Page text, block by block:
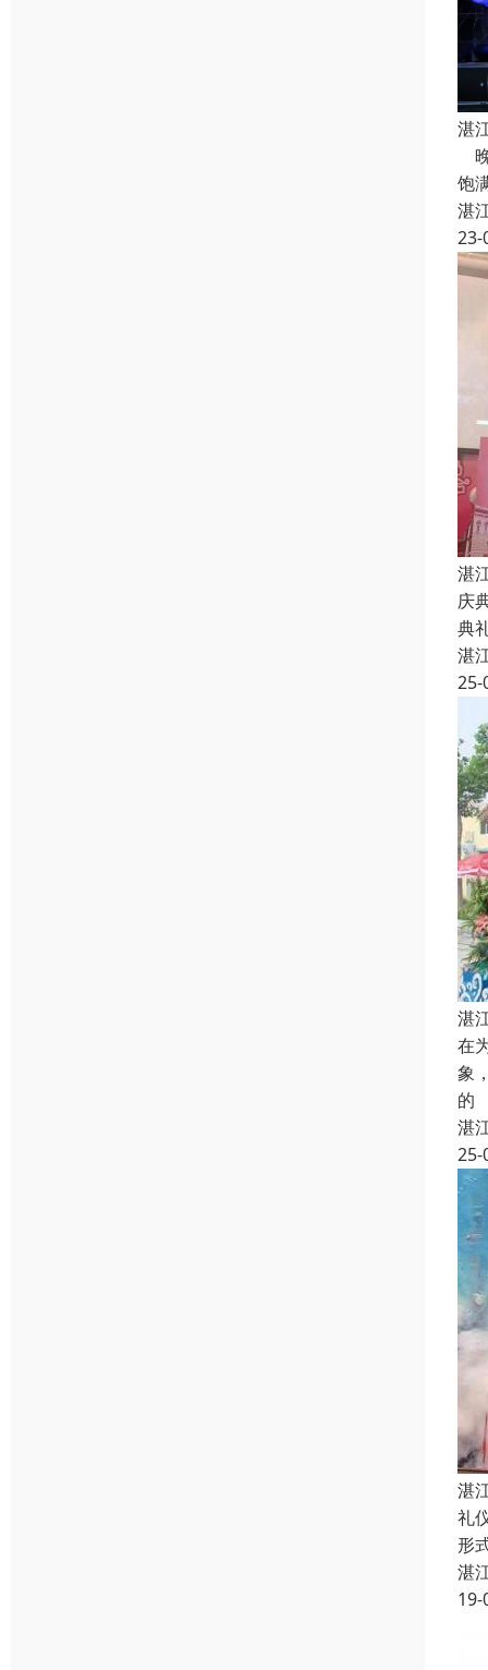
湛
饱
湛
23-
湛
庆
典
湛
25-
湛
在
象
的
湛
25-
湛
礼
形
湛
19-